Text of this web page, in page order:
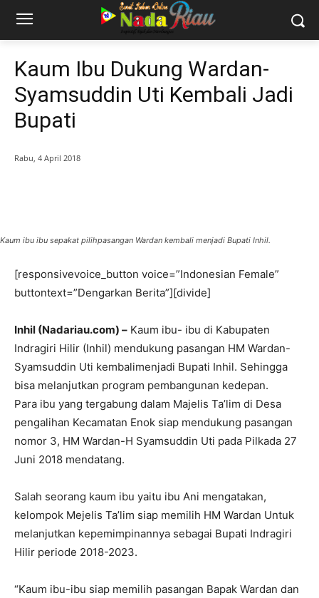
Kaum Ibu Dukung Wardan-
Syamsuddin Uti Kembali Jadi
Bupati
Rabu, 4 April 2018
Kaum ibu ibu sepakat pilihpasangan Wardan kembali menjadi Bupati Inhil.
[responsivevoice_button voice=”Indonesian Female”
buttontext=”Dengarkan Berita”][divide]
Inhil (Nadariau.com) – Kaum ibu- ibu di Kabupaten
Indragiri Hilir (Inhil) mendukung pasangan HM Wardan-
Syamsuddin Uti kembalimenjadi Bupati Inhil. Sehingga
bisa melanjutkan program pembangunan kedepan.
Para ibu yang tergabung dalam Majelis Ta’lim di Desa
pengalihan Kecamatan Enok siap mendukung pasangan
nomor 3, HM Wardan-H Syamsuddin Uti pada Pilkada 27
Juni 2018 mendatang.
Salah seorang kaum ibu yaitu ibu Ani mengatakan,
kelompok Mejelis Ta’lim siap memilih HM Wardan Untuk
melanjutkan kepemimpinannya sebagai Bupati Indragiri
Hilir periode 2018-2023.
“Kaum ibu-ibu siap memilih pasangan Bapak Wardan dan